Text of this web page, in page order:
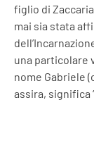
figlio di
mai sia stata
una particolare
nome Gabriele
assira, significa